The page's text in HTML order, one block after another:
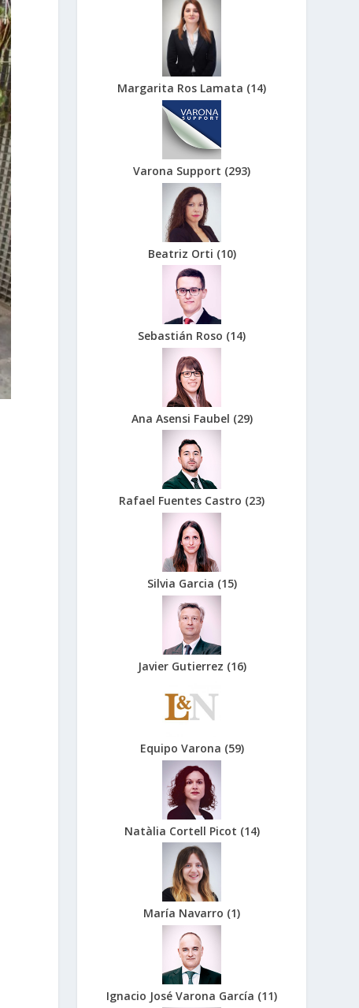
Margarita Ros Lamata (14)
Varona Support (293)
Beatriz Orti (10)
Sebastián Roso (14)
Ana Asensi Faubel (29)
Rafael Fuentes Castro (23)
Silvia Garcia (15)
Javier Gutierrez (16)
Equipo Varona (59)
Natàlia Cortell Picot (14)
María Navarro (1)
Ignacio José Varona García (11)